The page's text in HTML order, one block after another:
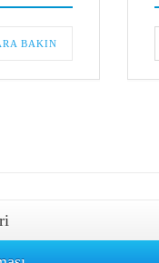
BAKIN